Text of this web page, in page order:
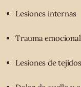
Lesiones internas
Trauma emocional
Lesiones de